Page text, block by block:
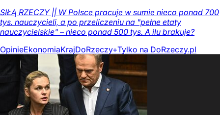
SIŁĄ RZECZY || W Polsce pracuje w sumie nieco ponad 700
tys. nauczycieli, a po przeliczeniu na "pełne etaty
nauczycielskie" – nieco ponad 500 tys. A ilu brakuje?
OpinieEkonomiaKrajDoRzeczy+Tylko na DoRzeczy.pl